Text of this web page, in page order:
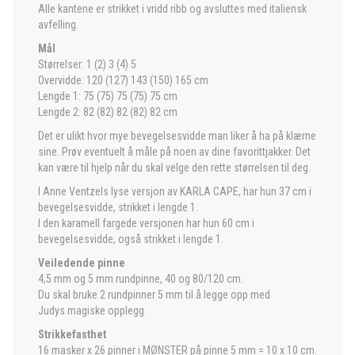
Alle kantene er strikket i vridd ribb og avsluttes med italiensk
avfelling.
Mål
Størrelser: 1 (2) 3 (4) 5
Overvidde: 120 (127) 143 (150) 165 cm
Lengde 1: 75 (75) 75 (75) 75 cm
Lengde 2: 82 (82) 82 (82) 82 cm
Det er ulikt hvor mye bevegelsesvidde man liker å ha på klærne
sine. Prøv eventuelt å måle på noen av dine favorittjakker. Det
kan være til hjelp når du skal velge den rette størrelsen til deg.
I Anne Ventzels lyse versjon av KARLA CAPE, har hun 37 cm i
bevegelsesvidde, strikket i lengde 1.
I den karamell fargede versjonen har hun 60 cm i
bevegelsesvidde, også strikket i lengde 1.
Veiledende pinne
4,5 mm og 5 mm rundpinne, 40 og 80/120 cm.
Du skal bruke 2 rundpinner 5 mm til å legge opp med
Judys magiske opplegg.
Strikkefasthet
16 masker x 26 pinner i MØNSTER på pinne 5 mm = 10 x 10 cm.